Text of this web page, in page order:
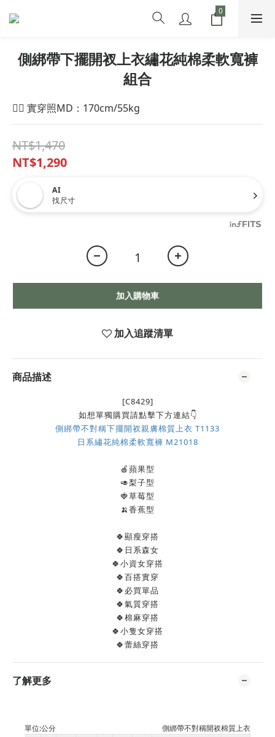
側綁帶下擺開衩上衣繡花純棉柔軟寬褲
組合
🙋‍♀️ 實穿照MD：170cm/55kg
NT$1,470
NT$1,290
AI
找尺寸
加入購物車
加入追蹤清單
商品描述
[C8429]
如想單獨購買請點擊下方連結👇
側綁帶不對稱下擺開衩親膚棉質上衣 T1133
日系繡花純棉柔軟寬褲 M21018
🍎蘋果型
🥑梨子型
🍓草莓型
🍌香蕉型
🍀顯瘦穿搭
🍀日系森女
🍀小資女穿搭
🍀百搭實穿
🍀必買單品
🍀氣質穿搭
🍀棉麻穿搭
🍀小隻女穿搭
🍀蕾絲穿搭
了解更多
側綁帶不對稱開衩棉質上衣
單位:公分